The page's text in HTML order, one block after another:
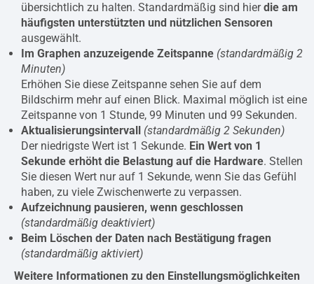
übersichtlich zu halten. Standardmäßig sind hierdie am
häufigsten unterstützten und nützlichen Sensoren
ausgewählt.
Im Graphen anzuzeigende Zeitspanne (standardmäßig 2
Minuten)
Erhöhen Sie diese Zeitspanne sehen Sie auf dem
Bildschirm mehr auf einen Blick. Maximal möglich ist eine
Zeitspanne von 1 Stunde, 99 Minuten und 99 Sekunden.
Aktualisierungsintervall (standardmäßig 2 Sekunden)
Der niedrigste Wert ist 1 Sekunde. Ein Wert von 1
Sekunde erhöht die Belastung auf die Hardware. Stellen
Sie diesen Wert nur auf 1 Sekunde, wenn Sie das Gefühl
haben, zu viele Zwischenwerte zu verpassen.
Aufzeichnung pausieren, wenn geschlossen
(standardmäßig deaktiviert)
Beim Löschen der Daten nach Bestätigung fragen
(standardmäßig aktiviert)
Weitere Informationen zu den Einstellungsmöglichkeiten